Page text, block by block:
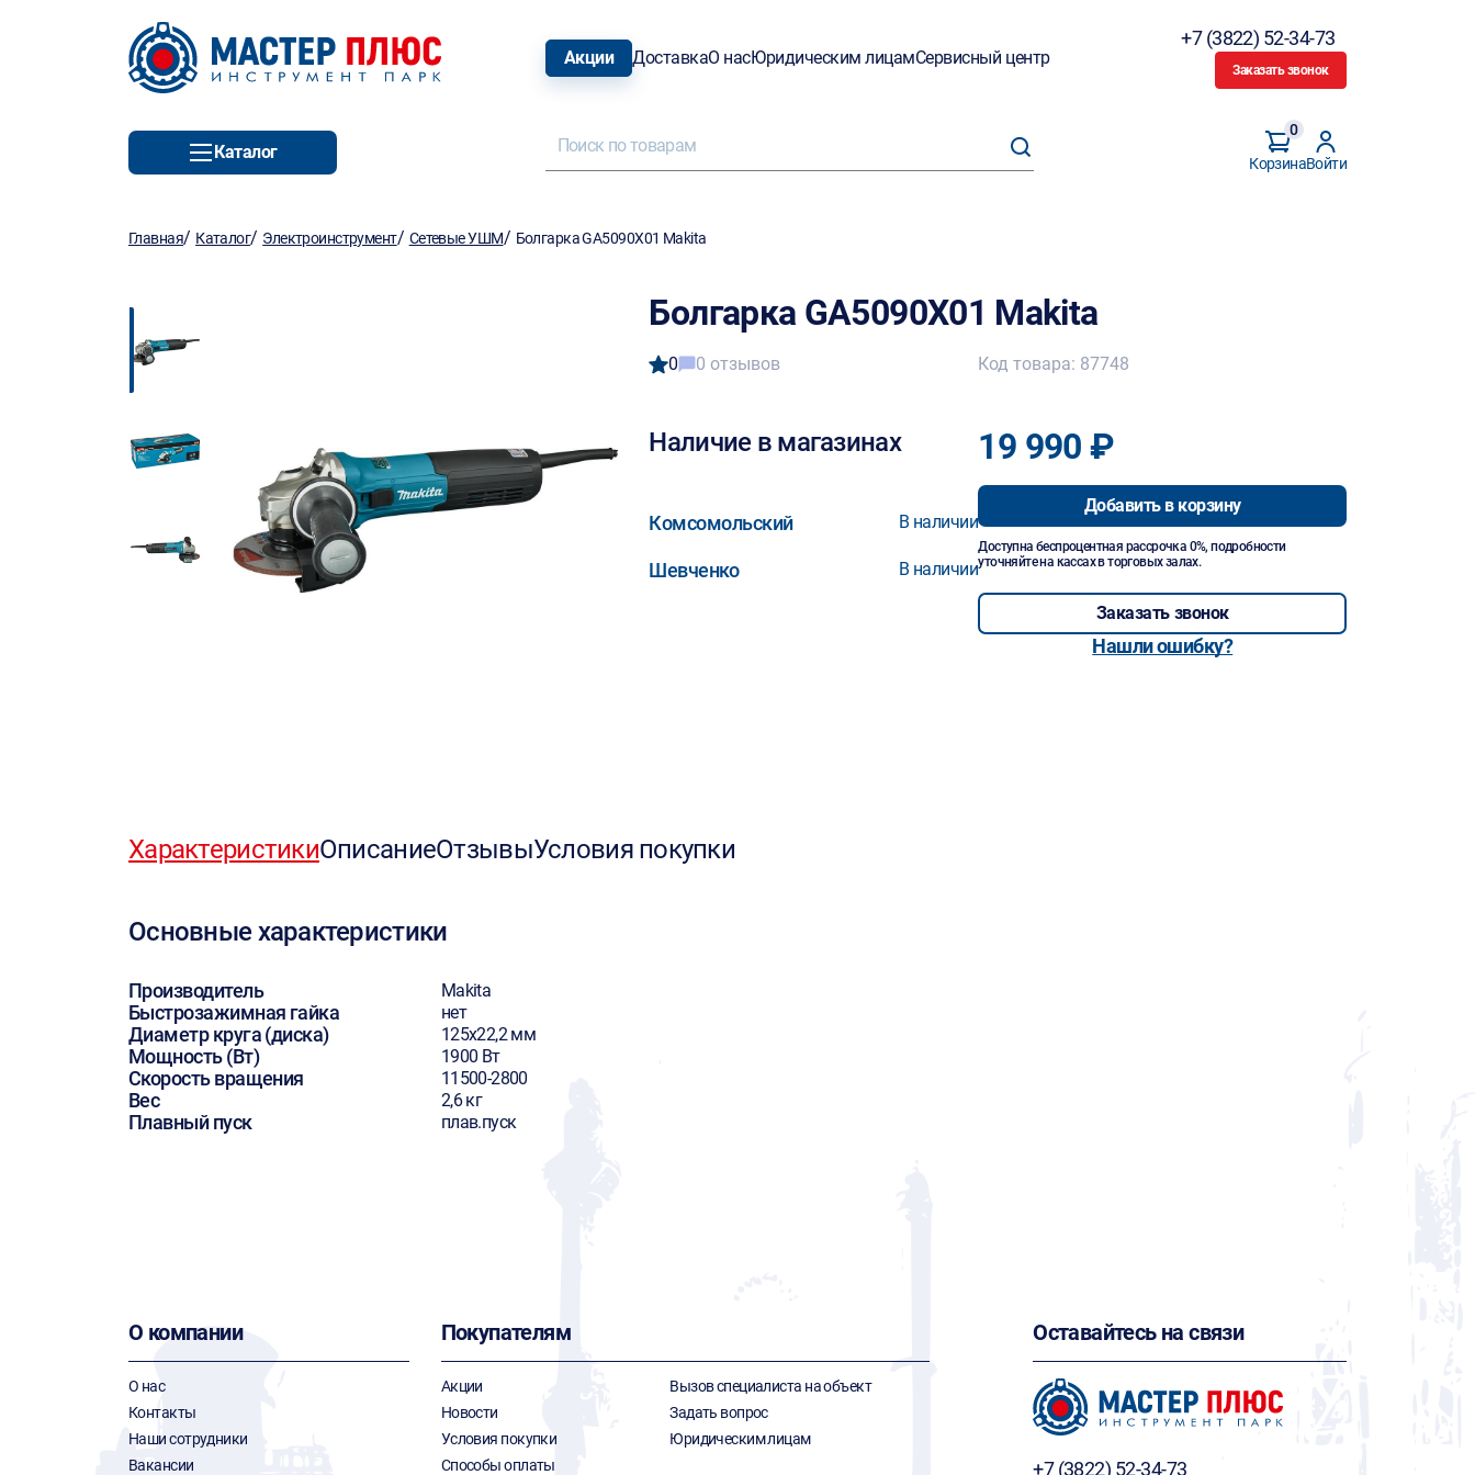
Акции ДоставкаО насЮридическим лицамСервисный центр
+7 (3822) 52-34-73
Заказать звонок
Каталог
Корзина
0
Войти
Главная/ Каталог/ Электроинструмент/ Сетевые УШМ/ Болгарка GA5090X01 Makita
Болгарка GA5090X01 Makita
0 0 отзывов
Наличие в магазинах
Комсомольский В наличии
Шевченко В наличии
Код товара: 87748
19 990 ₽
Добавить в корзину
Доступна беспроцентная рассрочка 0%, подробности
уточняйте на кассах в торговых залах.
Заказать звонок
Нашли ошибку?
ХарактеристикиОписаниеОтзывыУсловия покупки
Основные характеристики
Производитель Makita
Быстрозажимная гайка нет
Диаметр круга (диска) 125х22,2 мм
Мощность (Вт) 1900 Вт
Скорость вращения 11500-2800
Вес 2,6 кг
Плавный пуск плав.пуск
О компании
О нас
Контакты
Наши сотрудники
Вакансии
Покупателям
Акции
Новости
Условия покупки
Способы оплаты
Вызов специалиста на объект
Задать вопрос
Юридическим лицам
Оставайтесь на связи
+7 (3822) 52-34-73